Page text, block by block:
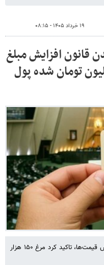
۱۹ خرداد ۱۴۰۵ - ۰۸:۱۵
قانون افزایش مبلغ
تومان شده پول
یکی از مخاطبان خبرآنلاین با اشاره به افزایش قیمت‌ها، تاکید کرد مرغ ۱۵۰ هزار